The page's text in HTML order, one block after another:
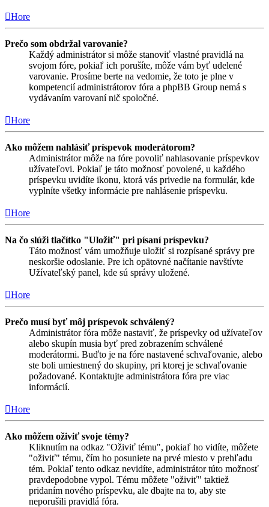
Hore
Prečo som obdržal varovanie?
Každý administrátor si môže stanoviť vlastné pravidlá na
svojom fóre, pokiaľ ich porušíte, môže vám byť udelené
varovanie. Prosíme berte na vedomie, že toto je plne v
kompetencií administrátorov fóra a phpBB Group nemá s
vydávaním varovaní nič spoločné.
Hore
Ako môžem nahlásiť príspevok moderátorom?
Administrátor môže na fóre povoliť nahlasovanie príspevkov
užívateľovi. Pokiaľ je táto možnosť povolené, u každého
príspevku uvidíte ikonu, ktorá vás privedie na formulár, kde
vyplníte všetky informácie pre nahlásenie príspevku.
Hore
Na čo slúži tlačítko "Uložiť" pri písaní príspevku?
Táto možnosť vám umožňuje uložiť si rozpísané správy pre
neskoršie odoslanie. Pre ich opätovné načítanie navštívte
Užívateľský panel, kde sú správy uložené.
Hore
Prečo musí byť môj príspevok schválený?
Administrátor fóra môže nastaviť, že príspevky od užívateľov
alebo skupín musia byť pred zobrazením schválené
moderátormi. Buďto je na fóre nastavené schvaľovanie, alebo
ste boli umiestnený do skupiny, pri ktorej je schvaľovanie
požadované. Kontaktujte administrátora fóra pre viac
informácií.
Hore
Ako môžem oživiť svoje témy?
Kliknutím na odkaz "Oživiť tému", pokiaľ ho vidíte, môžete
"oživiť" tému, čím ho posuniete na prvé miesto v prehľadu
tém. Pokiaľ tento odkaz nevidíte, administrátor túto možnosť
pravdepodobne vypol. Tému môžete "oživiť" taktiež
pridaním nového príspevku, ale dbajte na to, aby ste
neporušili pravidlá fóra.